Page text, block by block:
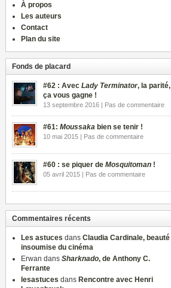
À propos
Les auteurs
Contact
Plan du site
Fonds de placard
#62 : Avec Lady Terminator, la parité,
ça vous gagne !
13 septembre 2016 | Pas de commentaire
#61: Moussaka bien se tenir !
10 mai 2015 | Pas de commentaire
#60 : se piquer de Mosquitoman !
05 avril 2015 | Pas de commentaire
Commentaires récents
Les astuces dans Claudia Cardinale, beauté
insoumise du cinéma
Erwan dans Sharknado, de Anthony C.
Ferrante
lesastuces dans Rencontre avec Henri